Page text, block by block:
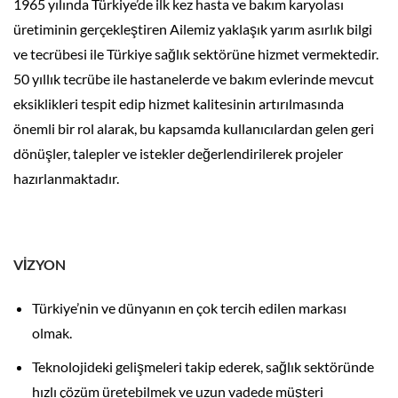
1965 yılında Türkiye’de ilk kez hasta ve bakım karyolası
üretiminin gerçekleştiren Ailemiz yaklaşık yarım asırlık bilgi
ve tecrübesi ile Türkiye sağlık sektörüne hizmet vermektedir.
50 yıllık tecrübe ile hastanelerde ve bakım evlerinde mevcut
eksiklikleri tespit edip hizmet kalitesinin artırılmasında
önemli bir rol alarak, bu kapsamda kullanıcılardan gelen geri
dönüşler, talepler ve istekler değerlendirilerek projeler
hazırlanmaktadır.
VİZYON
Türkiye’nin ve dünyanın en çok tercih edilen markası
olmak.
Teknolojideki gelişmeleri takip ederek, sağlık sektöründe
hızlı çözüm üretebilmek ve uzun vadede müşteri